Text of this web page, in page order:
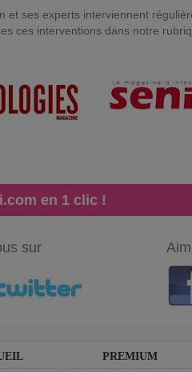
et ses experts interviennent
ces interventions dans notre
en 1 clic !
sur
PREMIUM